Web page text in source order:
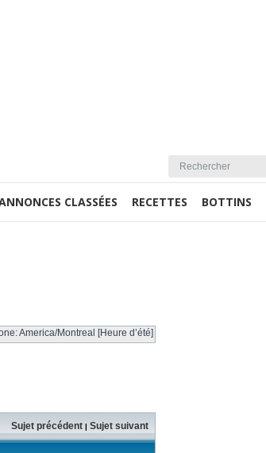
CLASSÉES RECETTES BOTTINS
America/Montreal [Heure d’été]
Sujet précédent | Sujet suivant